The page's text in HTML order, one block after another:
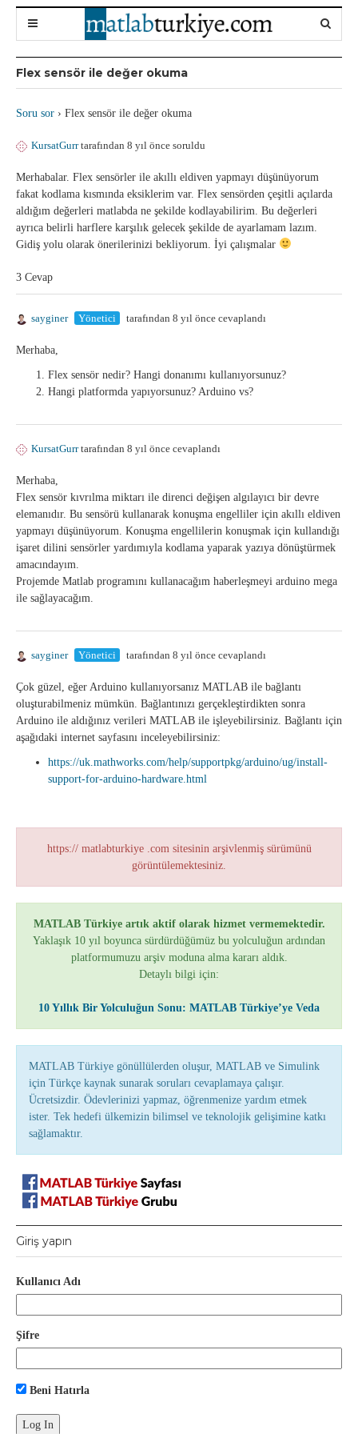
Flex sensör ile değer okuma
Soru sor › Flex sensör ile değer okuma
KursatGurrtarafından 8 yıl önce soruldu
Merhabalar. Flex sensörler ile akıllı eldiven yapmayı düşünüyorum
fakat kodlama kısmında eksiklerim var. Flex sensörden çeşitli açılarda
aldığım değerleri matlabda ne şekilde kodlayabilirim. Bu değerleri
ayrıca belirli harflere karşılık gelecek şekilde de ayarlamam lazım.
Gidiş yolu olarak önerilerinizi bekliyorum. İyi çalışmalar
3 Cevap
sayginer Yönetici tarafından 8 yıl önce cevaplandı
Merhaba,
Flex sensör nedir? Hangi donanımı kullanıyorsunuz?
Hangi platformda yapıyorsunuz? Arduino vs?
KursatGurrtarafından 8 yıl önce cevaplandı
Merhaba,
Flex sensör kıvrılma miktarı ile direnci değişen algılayıcı bir devre
elemanıdır. Bu sensörü kullanarak konuşma engelliler için akıllı eldiven
yapmayı düşünüyorum. Konuşma engellilerin konuşmak için kullandığı
işaret dilini sensörler yardımıyla kodlama yaparak yazıya dönüştürmek
amacındayım.
Projemde Matlab programını kullanacağım haberleşmeyi arduino mega
ile sağlayacağım.
sayginer Yönetici tarafından 8 yıl önce cevaplandı
Çok güzel, eğer Arduino kullanıyorsanız MATLAB ile bağlantı
oluşturabilmeniz mümkün. Bağlantınızı gerçekleştirdikten sonra
Arduino ile aldığınız verileri MATLAB ile işleyebilirsiniz. Bağlantı için
aşağıdaki internet sayfasını inceleyebilirsiniz:
https://uk.mathworks.com/help/supportpkg/arduino/ug/install-
support-for-arduino-hardware.html
https:// matlabturkiye .com sitesinin arşivlenmiş sürümünü
görüntülemektesiniz.
MATLAB Türkiye artık aktif olarak hizmet vermemektedir.
Yaklaşık 10 yıl boyunca sürdürdüğümüz bu yolculuğun ardından
platformumuzu arşiv moduna alma kararı aldık.
Detaylı bilgi için:
10 Yıllık Bir Yolculuğun Sonu: MATLAB Türkiye’ye Veda
MATLAB Türkiye gönüllülerden oluşur, MATLAB ve Simulink
için Türkçe kaynak sunarak soruları cevaplamaya çalışır.
Ücretsizdir. Ödevlerinizi yapmaz, öğrenmenize yardım etmek
ister. Tek hedefi ülkemizin bilimsel ve teknolojik gelişimine katkı
sağlamaktır.
Giriş yapın
Kullanıcı Adı
Şifre
Beni Hatırla